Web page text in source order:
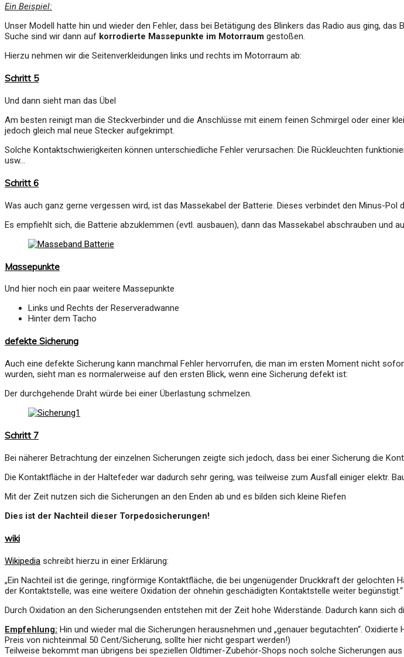
Ein Beispiel:
Unser Modell hatte hin und wieder den Fehler, dass bei Betätigung des Blinkers das Radio aus ging,
Suche sind wir dann auf korrodierte Massepunkte im Motorraum gestoßen.
Hierzu nehmen wir die Seitenverkleidungen links und rechts im Motorraum ab:
Schritt 5
Und dann sieht man das Übel
Am besten reinigt man die Steckverbinder und die Anschlüsse mit einem feinen Schmirgel oder einer
jedoch gleich mal neue Stecker aufgekrimpt.
Solche Kontaktschwierigkeiten können unterschiedliche Fehler verursachen: Die Rückleuchten
usw…
Schritt 6
Was auch ganz gerne vergessen wird, ist das Massekabel der Batterie. Dieses verbindet den Minus-Pol
Es empfiehlt sich, die Batterie abzuklemmen (evtl. ausbauen), dann das Massekabel abschrauben und
Massepunkte
Und hier noch ein paar weitere Massepunkte
Links und Rechts der Reserveradwanne
Hinter dem Tacho
defekte Sicherung
Auch eine defekte Sicherung kann manchmal Fehler hervorrufen, die man im ersten Moment nicht
wurden, sieht man es normalerweise auf den ersten Blick, wenn eine Sicherung defekt ist:
Der durchgehende Draht würde bei einer Überlastung schmelzen.
Schritt 7
Bei näherer Betrachtung der einzelnen Sicherungen zeigte sich jedoch, dass bei einer Sicherung die
Die Kontaktfläche in der Haltefeder war dadurch sehr gering, was teilweise zum Ausfall einiger elektr.
Mit der Zeit nutzen sich die Sicherungen an den Enden ab und es bilden sich kleine Riefen
Dies ist der Nachteil dieser Torpedosicherungen!
wiki
Wikipedia schreibt hierzu in einer Erklärung:
„Ein Nachteil ist die geringe, ringförmige Kontaktfläche, die bei ungenügender Druckkraft der
der Kontaktstelle, was eine weitere Oxidation der ohnehin geschädigten Kontaktstelle weiter
Durch Oxidation an den Sicherungsenden entstehen mit der Zeit hohe Widerstände. Dadurch kann
Empfehlung: Hin und wieder mal die Sicherungen herausnehmen und „genauer begutachten“.
Preis von nichteinmal 50 Cent/Sicherung, sollte hier nicht gespart werden!)
Teilweise bekommt man übrigens bei speziellen Oldtimer-Zubehör-Shops noch solche Sicherungen